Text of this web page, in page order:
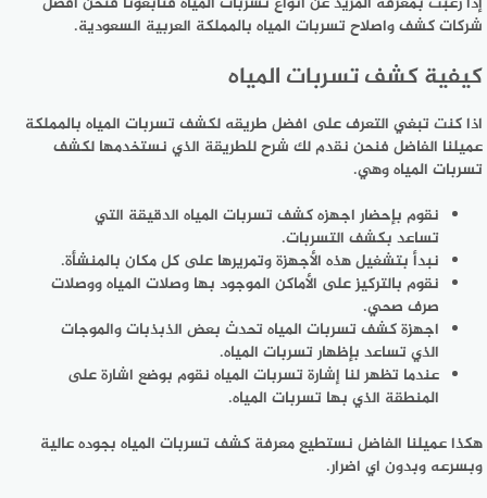
شركات كشف واصلاح تسربات المياه بالمملكة العربية السعودية.
كيفية كشف تسربات المياه
اذا كنت تبغي التعرف على افضل طريقه لكشف تسربات المياه بالمملكة
عميلنا الفاضل فنحن نقدم لك شرح للطريقة الذي نستخدمها لكشف
تسربات المياه وهي.
نقوم بإحضار اجهزه كشف تسربات المياه الدقيقة التي
تساعد بكشف التسربات.
نبدأ بتشغيل هذه الأجهزة وتمريرها على كل مكان بالمنشأة.
نقوم بالتركيز على الأماكن الموجود بها وصلات المياه ووصلات
صرف صحي.
اجهزة كشف تسربات المياه تحدث بعض الذبذبات والموجات
الذي تساعد بإظهار تسربات المياه.
عندما تظهر لنا إشارة تسربات المياه نقوم بوضع اشارة على
المنطقة الذي بها تسربات المياه.
هكذا عميلنا الفاضل نستطيع معرفة كشف تسربات المياه بجوده عالية
وبسرعه وبدون اي اضرار.